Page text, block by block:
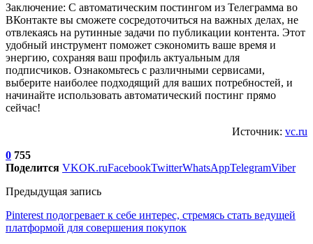
Заключение: С автоматическим постингом из Телеграмма во
ВКонтакте вы сможете сосредоточиться на важных делах, не
отвлекаясь на рутинные задачи по публикации контента. Этот
удобный инструмент поможет сэкономить ваше время и
энергию, сохраняя ваш профиль актуальным для
подписчиков. Ознакомьтесь с различными сервисами,
выберите наиболее подходящий для ваших потребностей, и
начинайте использовать автоматический постинг прямо
сейчас!
Источник: vc.ru
0 755
Поделится VKOK.ruFacebookTwitterWhatsAppTelegramViber
Предыдущая запись
Pinterest подогревает к себе интерес, стремясь стать ведущей
платформой для совершения покупок